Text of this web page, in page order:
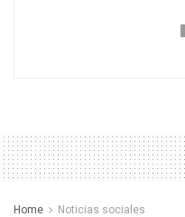
Home Noticias sociales